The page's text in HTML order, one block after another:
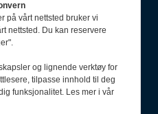
på vårt nettsted bruker vi
nettsted. Du kan reservere
og lignende verktøy for
tilpasse innhold til deg
funksjonalitet. Les mer i vår